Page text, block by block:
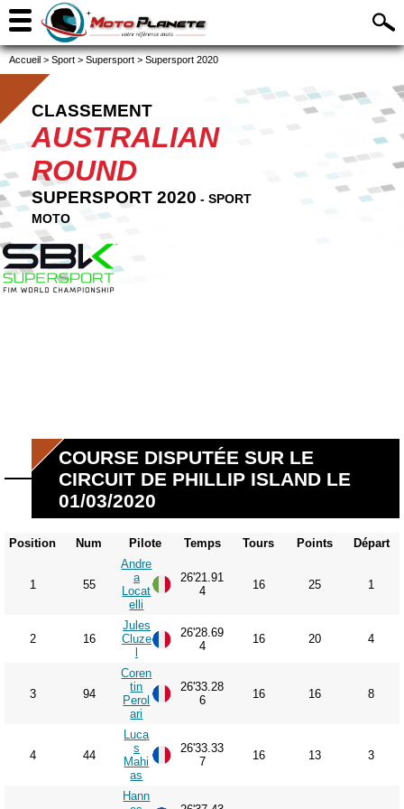
Accueil > Sport > Supersport > Supersport 2020
CLASSEMENT
AUSTRALIAN
ROUND
SUPERSPORT 2020 - SPORT
MOTO
COURSE DISPUTÉE SUR LE
CIRCUIT DE PHILLIP ISLAND LE
01/03/2020
Position Num Pilote Temps Tours Points Départ
1 55
Andre
a
Locat
elli
26'21.91
4
16 25 1
2 16
Jules
Cluze
26'28.69
4
16 20 4
3 94
Coren
tin
Perol
ari
26'33.28
6
16 16 8
4 44
Luca
s
Mahi
as
26'33.33
7
16 13 3
Hann